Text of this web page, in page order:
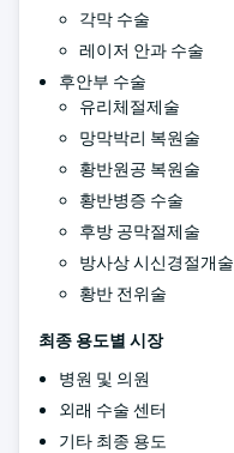
각막 수술
레이저 안과 수술
후안부 수술
유리체절제술
망막박리 복원술
황반원공 복원술
황반병증 수술
후방 공막절제술
방사상 시신경절개술
황반 전위술
최종 용도별 시장
병원 및 의원
외래 수술 센터
기타 최종 용도